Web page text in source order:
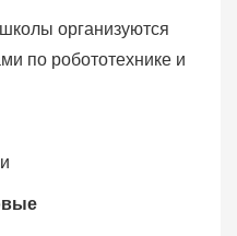
организуются
по робототехнике и